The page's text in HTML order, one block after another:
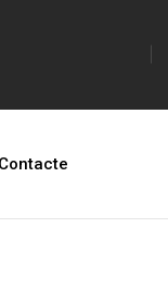
Contacte